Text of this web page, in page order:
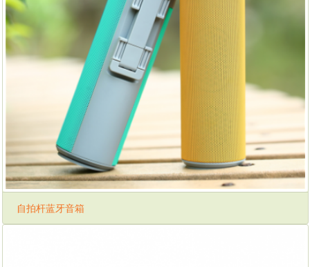
自拍杆蓝牙音箱